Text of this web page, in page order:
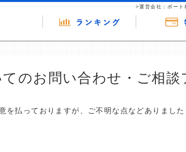
>運営会社：ポート
のお問い合わせ・ご相談
を払っておりますが、ご不明な点などありまし